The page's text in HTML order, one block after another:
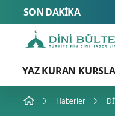
SON DAKİKA
YAZ KURAN
Haberler